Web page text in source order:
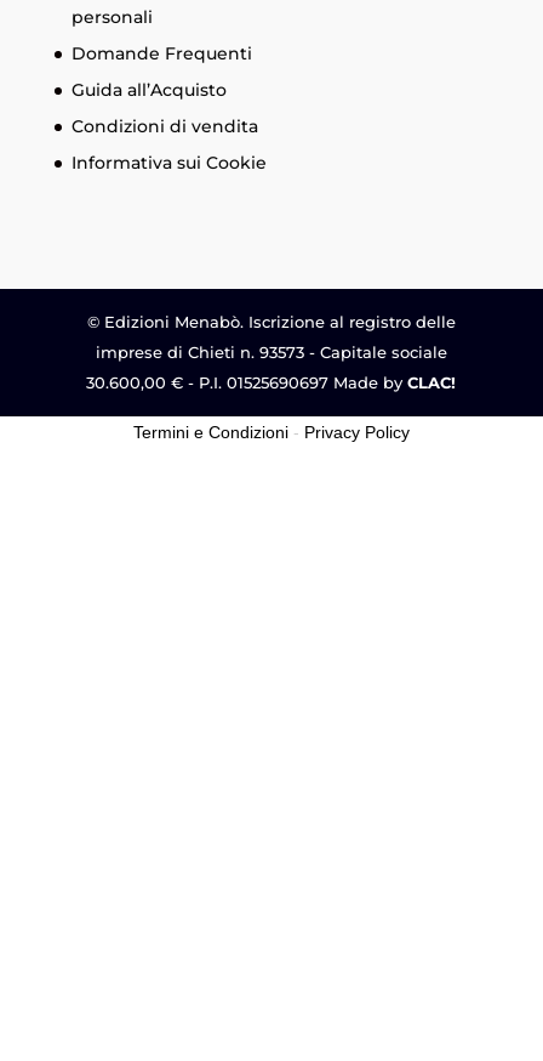
personali
Domande Frequenti
Guida all’Acquisto
Condizioni di vendita
Informativa sui Cookie
© Edizioni Menabò. Iscrizione al registro delle
imprese di Chieti n. 93573 - Capitale sociale
30.600,00 € - P.I. 01525690697 Made byCLAC!
Termini e Condizioni - Privacy Policy